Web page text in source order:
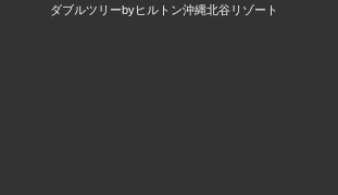
ダブルツリーbyヒルトン沖縄北谷リゾート